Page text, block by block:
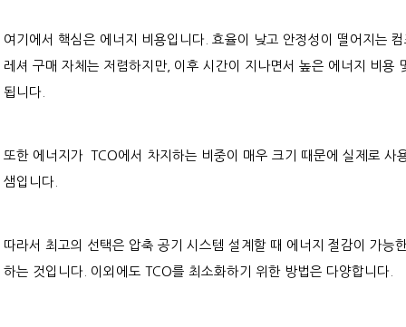
여기에서 핵심은 에너지 비용입니다. 효율이 낮고 안정성이 떨어지는
레셔 구매 자체는 저렴하지만, 이후 시간이 지나면서 높은 에너지 비용
됩니다.
또한 에너지가 TCO에서 차지하는 비중이 매우 크기 때문에 실제로 사
샘입니다.
따라서 최고의 선택은 압축 공기 시스템 설계할 때 에너지 절감이 가능
하는 것입니다. 이외에도 TCO를 최소화하기 위한 방법은 다양합니다.